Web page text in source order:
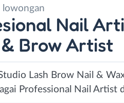
lowongan
Nail
Brow Artist
Lash Brow Nail &
Professional Nail Artist